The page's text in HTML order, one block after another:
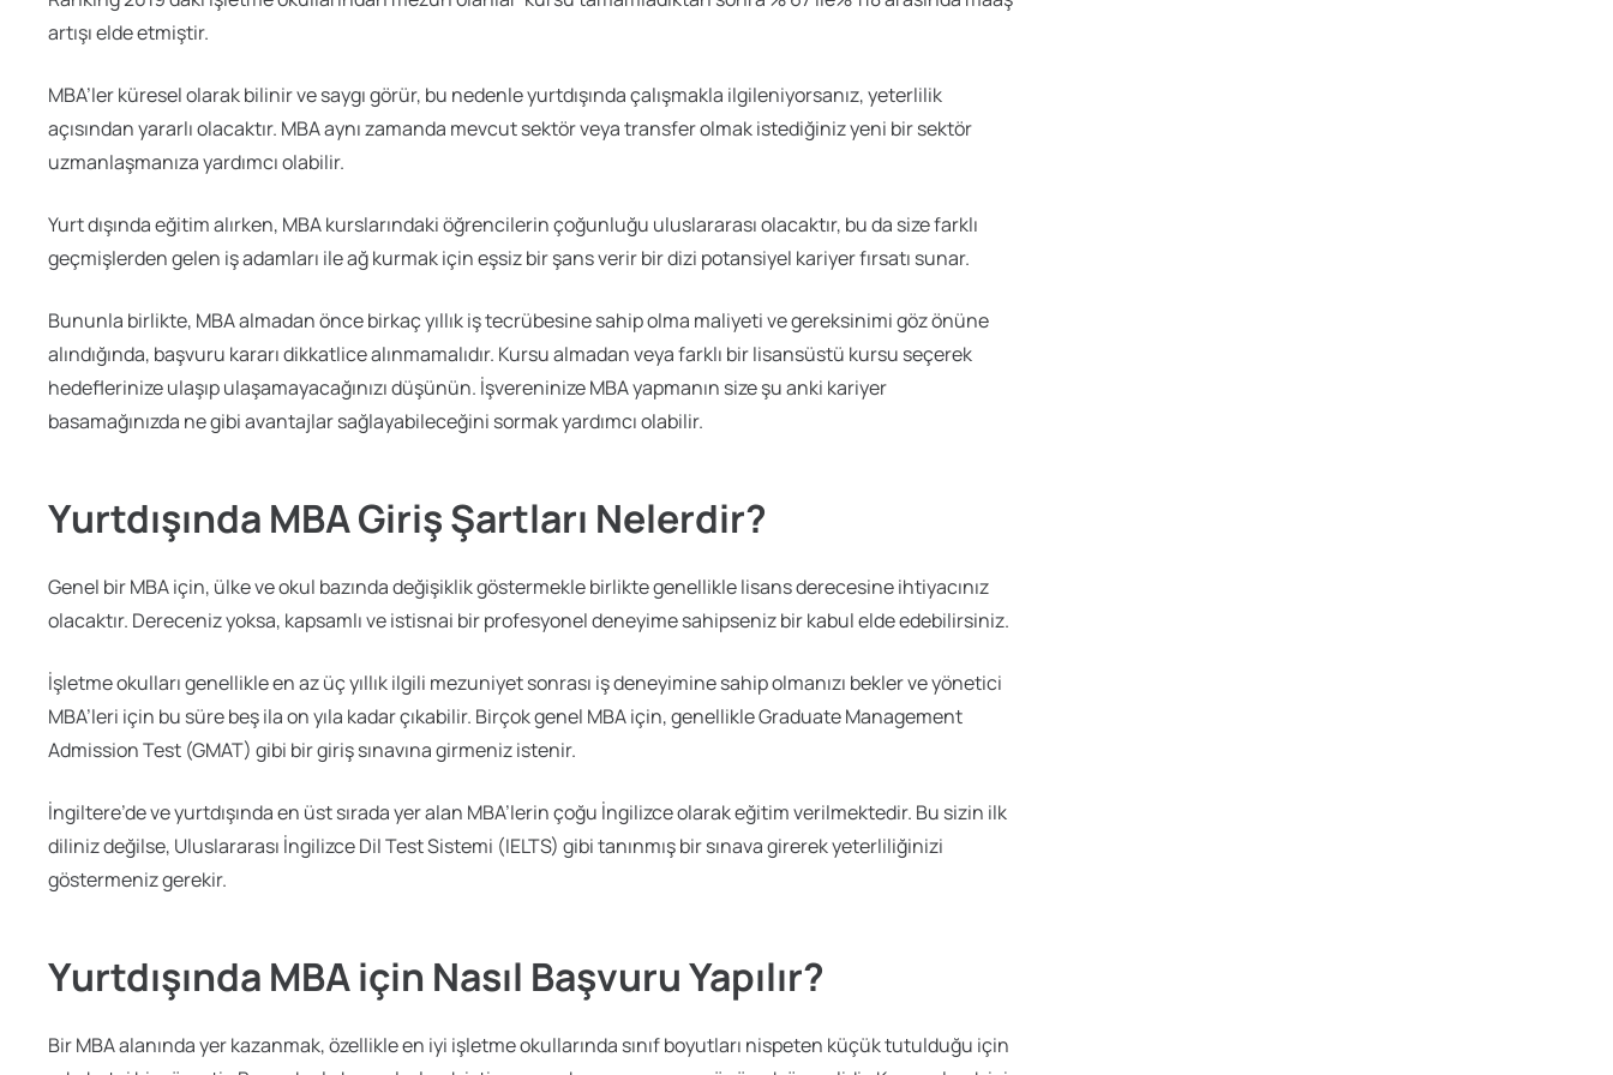
artışı elde etmiştir.
MBA’ler küresel olarak bilinir ve saygı görür, bu nedenle yurtdışında çalışmakla ilgileniyorsanız, yeterlilik
açısından yararlı olacaktır. MBA aynı zamanda mevcut sektör veya transfer olmak istediğiniz yeni bir sektör
uzmanlaşmanıza yardımcı olabilir.
Yurt dışında eğitim alırken, MBA kurslarındaki öğrencilerin çoğunluğu uluslararası olacaktır, bu da size farklı
geçmişlerden gelen iş adamları ile ağ kurmak için eşsiz bir şans verir bir dizi potansiyel kariyer fırsatı sunar.
Bununla birlikte, MBA almadan önce birkaç yıllık iş tecrübesine sahip olma maliyeti ve gereksinimi göz önüne
alındığında, başvuru kararı dikkatlice alınmamalıdır. Kursu almadan veya farklı bir lisansüstü kursu seçerek
hedeflerinize ulaşıp ulaşamayacağınızı düşünün. İşvereninize MBA yapmanın size şu anki kariyer
basamağınızda ne gibi avantajlar sağlayabileceğini sormak yardımcı olabilir.
Yurtdışında MBA Giriş Şartları Nelerdir?
Genel bir MBA için, ülke ve okul bazında değişiklik göstermekle birlikte genellikle lisans derecesine ihtiyacınız
olacaktır. Dereceniz yoksa, kapsamlı ve istisnai bir profesyonel deneyime sahipseniz bir kabul elde edebilirsiniz.
İşletme okulları genellikle en az üç yıllık ilgili mezuniyet sonrası iş deneyimine sahip olmanızı bekler ve yönetici
MBA’leri için bu süre beş ila on yıla kadar çıkabilir. Birçok genel MBA için, genellikle Graduate Management
Admission Test (GMAT) gibi bir giriş sınavına girmeniz istenir.
İngiltere’de ve yurtdışında en üst sırada yer alan MBA’lerin çoğu İngilizce olarak eğitim verilmektedir. Bu sizin ilk
diliniz değilse, Uluslararası İngilizce Dil Test Sistemi (IELTS) gibi tanınmış bir sınava girerek yeterliliğinizi
göstermeniz gerekir.
Yurtdışında MBA için Nasıl Başvuru Yapılır?
Bir MBA alanında yer kazanmak, özellikle en iyi işletme okullarında sınıf boyutları nispeten küçük tutulduğu için